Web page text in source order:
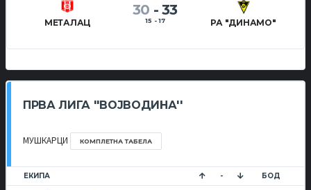
МЕТАЛАЦ
30 - 33
15 - 17 РА "ДИНАМО"
ПРВА ЛИГА ''ВОЈВОДИНА''
МУШКАРЦИ КОМПЛЕТНА ТАБЕЛА
ЕКИПА - БОД